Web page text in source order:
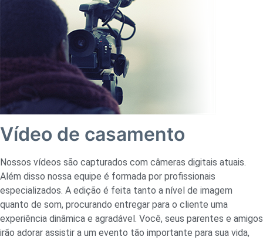
Vídeo de casamento
Nossos vídeos são capturados com câmeras digitais atuais.
Além disso nossa equipe é formada por profissionais
especializados. A edição é feita tanto a nível de imagem
quanto de som, procurando entregar para o cliente uma
experiência dinâmica e agradável. Você, seus parentes e amigos
irão adorar assistir a um evento tão importante para sua vida,